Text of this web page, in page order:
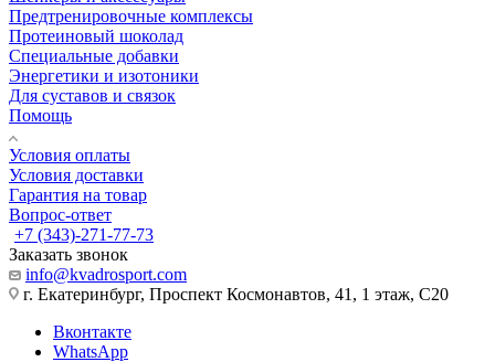
Предтренировочные комплексы
Протеиновый шоколад
Специальные добавки
Энергетики и изотоники
Для суставов и связок
Помощь
Условия оплаты
Условия доставки
Гарантия на товар
Вопрос-ответ
+7 (343)-271-77-73
Заказать звонок
info@kvadrosport.com
г. Екатеринбург, Проспект Космонавтов, 41, 1 этаж, С20
Вконтакте
WhatsApp